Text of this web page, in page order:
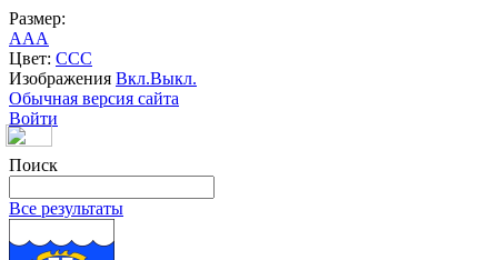
Размер:
AAA
Цвет: CCC
Изображения Вкл.Выкл.
Обычная версия сайта
Войти
Поиск
Все результаты